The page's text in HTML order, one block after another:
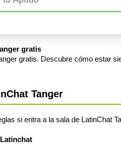
gratis
gratis. Descubre cómo estar
Tanger
si entra a la sala de LatinChat